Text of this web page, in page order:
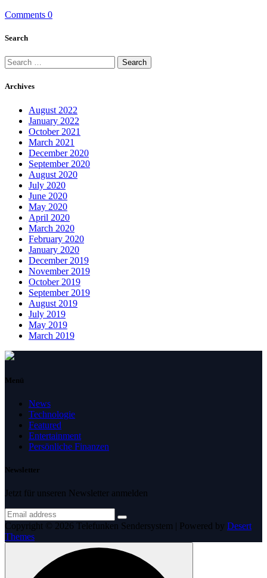
Comments 0
Search
Search
for:
Archives
August 2022
January 2022
October 2021
March 2021
December 2020
September 2020
August 2020
July 2020
June 2020
May 2020
April 2020
March 2020
February 2020
January 2020
December 2019
November 2019
October 2019
September 2019
August 2019
July 2019
May 2019
March 2019
Menü
News
Technologie
Featured
Entertainment
Persönliche Finanzen
Newsletter
Jetzt für unseren Newsletter anmelden
Copyright © 2026 Telefunken Sendersystem | Powered by Desert
Themes